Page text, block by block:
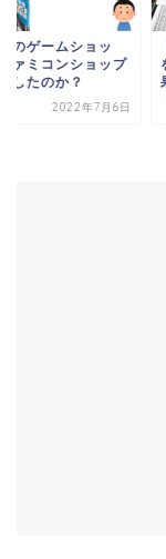
ログ初心者】ブログ
めて半年運営した結
2022年5月8日